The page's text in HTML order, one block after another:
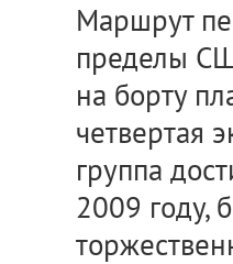
Маршрут
пределы
на борту
четвертая
группа
2009 году,